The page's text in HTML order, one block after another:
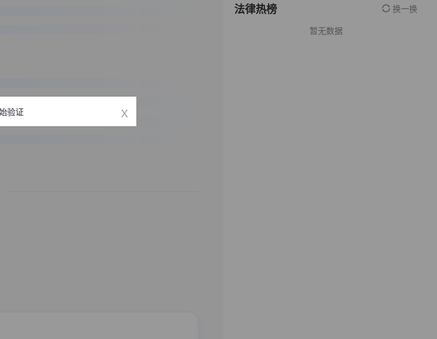
法律热榜 换一换
暂无数据
验证 x